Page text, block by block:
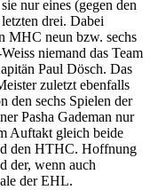
nur eines (gegen den
drei. Dabei
MHC neun bzw. sechs
niemand das Team
Paul Dösch. Das
zuletzt ebenfalls
den sechs Spielen der
Pasha Gademan nur
Auftakt gleich beide
den HTHC. Hoffnung
der, wenn auch
der EHL.